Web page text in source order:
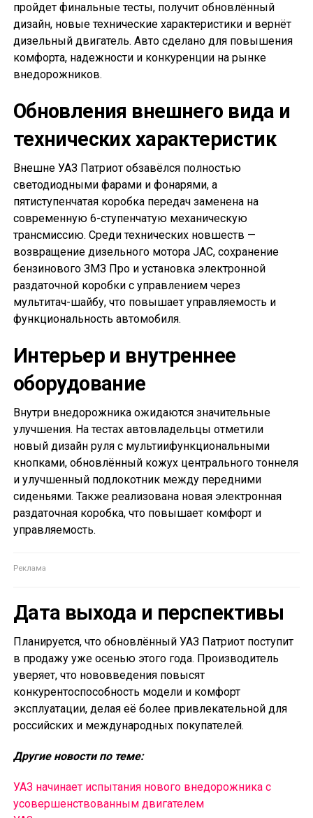
пройдет финальные тесты, получит обновлённый
дизайн, новые технические характеристики и вернёт
дизельный двигатель. Авто сделано для повышения
комфорта, надежности и конкуренции на рынке
внедорожников.
Обновления внешнего вида и
технических характеристик
Внешне УАЗ Патриот обзавёлся полностью
светодиодными фарами и фонарями, а
пятиступенчатая коробка передач заменена на
современную 6-ступенчатую механическую
трансмиссию. Среди технических новшеств —
возвращение дизельного мотора JAC, сохранение
бензинового ЗМЗ Про и установка электронной
раздаточной коробки с управлением через
мультитач-шайбу, что повышает управляемость и
функциональность автомобиля.
Интерьер и внутреннее
оборудование
Внутри внедорожника ожидаются значительные
улучшения. На тестах автовладельцы отметили
новый дизайн руля с мультиифункциональными
кнопками, обновлённый кожух центрального тоннеля
и улучшенный подлокотник между передними
сиденьями. Также реализована новая электронная
раздаточная коробка, что повышает комфорт и
управляемость.
Дата выхода и перспективы
Планируется, что обновлённый УАЗ Патриот поступит
в продажу уже осенью этого года. Производитель
уверяет, что нововведения повысят
конкурентоспособность модели и комфорт
эксплуатации, делая её более привлекательной для
российских и международных покупателей.
Другие новости по теме:
УАЗ начинает испытания нового внедорожника с
усовершенствованным двигателем